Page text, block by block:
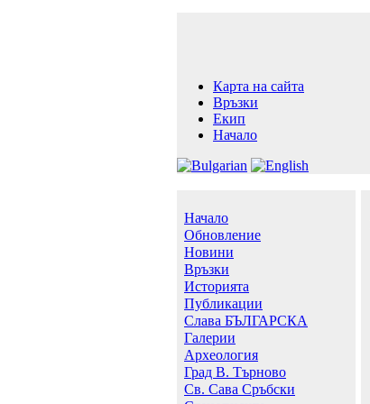
Карта на сайта
Връзки
Екип
Начало
Начало
Обновление
Новини
Връзки
Историята
Публикации
Слава БЪЛГАРСКА
Галерии
Археология
Град В. Търново
Св. Сава Сръбски